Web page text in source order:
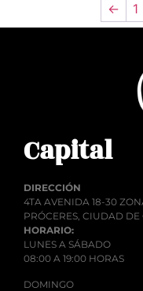
← 1
Capital
DIRECCIÓN
4TA AVENIDA 18-30
PRÓCERES, CIUDAD
HORARIO:
LUNES A SÁBADO
08:00 A 19:00 HORAS
DOMINGO